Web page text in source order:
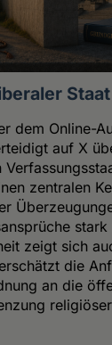
Staat
dem Online-
auf X
zentralen
zeigt sich
die
an die